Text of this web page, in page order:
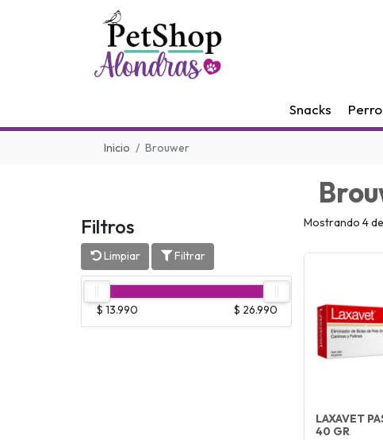
Snacks
Inicio Brouwer
Filtros
Limpiar Filtrar
$ 13.990 $ 26.990
Mostrando 4
LAXAVET
40 GR